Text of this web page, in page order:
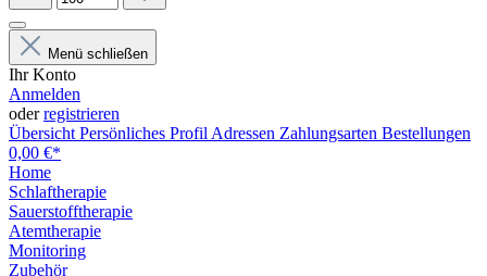
Menü schließen
Ihr Konto
Anmelden
oderregistrieren
Übersicht Persönliches Profil Adressen Zahlungsarten Bestellungen
0,00 €*
Home
Schlaftherapie
Sauerstofftherapie
Atemtherapie
Monitoring
Zubehör